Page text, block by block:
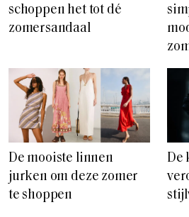
schoppen het tot dé
zomersandaal
De mooiste linnen
jurken om deze zomer
te shoppen
De